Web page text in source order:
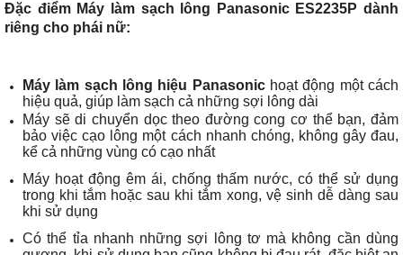
Đặc điểm Máy làm sạch lông Panasonic ES2235P dành
riêng cho phái nữ:
Máy làm sạch lông hiệu Panasonichoạt động một cách
hiệu quả, giúp làm sạch cả những sợi lông dài
Máy sẽ di chuyển dọc theo đường cong cơ thể bạn, đảm
bảo việc cạo lông một cách nhanh chóng, không gây đau,
kể cả những vùng có cạo nhất
Máy hoạt động êm ái, chống thấm nước, có thể sử dụng
trong khi tắm hoặc sau khi tắm xong, vệ sinh dễ dàng sau
khi sử dụng
Có thể tỉa nhanh những sợi lông tơ mà không cần dùng